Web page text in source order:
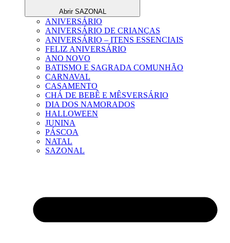
Abrir SAZONAL
ANIVERSÁRIO
ANIVERSÁRIO DE CRIANÇAS
ANIVERSÁRIO – ITENS ESSENCIAIS
FELIZ ANIVERSÁRIO
ANO NOVO
BATISMO E SAGRADA COMUNHÃO
CARNAVAL
CASAMENTO
CHÁ DE BEBÊ E MÊSVERSÁRIO
DIA DOS NAMORADOS
HALLOWEEN
JUNINA
PÁSCOA
NATAL
SAZONAL